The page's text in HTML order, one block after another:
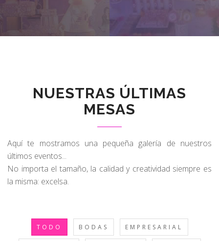
NUESTRAS ÚLTIMAS
MESAS
Aquí te mostramos una pequeña galería de nuestros
últimos eventos...
No importa el tamaño, la calidad y creatividad siempre es
la misma: excelsa.
TODO BODAS EMPRESARIAL